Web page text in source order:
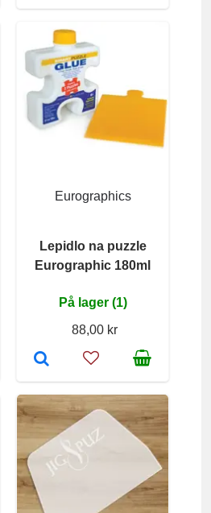
Eurographics
Lepidlo na puzzle
Eurographic 180ml
På lager (1)
88,00 kr